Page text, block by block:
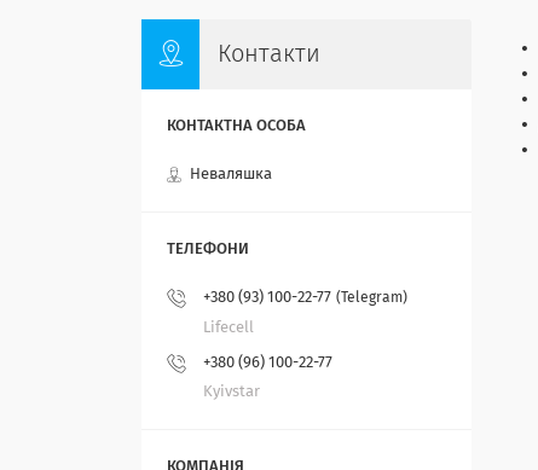
Контакти
Неваляшка
+380 (93) 100-22-77 Telegram
Lifecell
+380 (96) 100-22-77
Kyivstar